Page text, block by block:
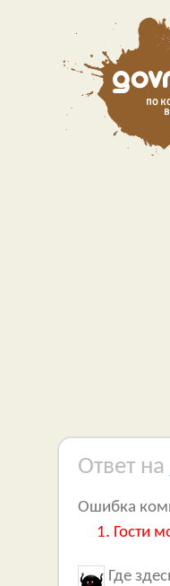
Ответ на
Ошибка
Гости
Где